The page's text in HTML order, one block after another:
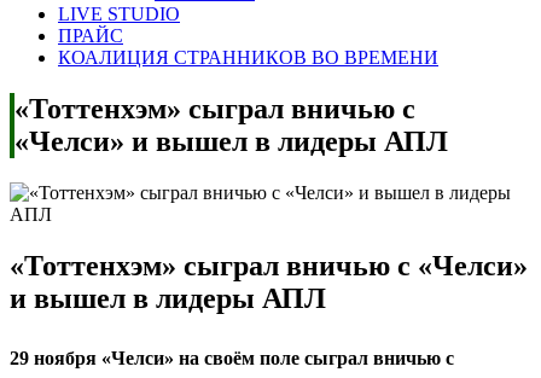
LIVE STUDIO
ПРАЙС
КОАЛИЦИЯ СТРАННИКОВ ВО ВРЕМЕНИ
«Тоттенхэм» сыграл вничью с
«Челси» и вышел в лидеры АПЛ
«Тоттенхэм» сыграл вничью с «Челси»
и вышел в лидеры АПЛ
29 ноября «Челси» на своём поле сыграл вничью с